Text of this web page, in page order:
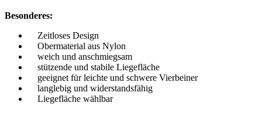
Besonderes:
Zeitloses Design
Obermaterial aus Nylon
weich und anschmiegsam
stützende und stabile Liegefläche
geeignet für leichte und schwere Vierbeiner
langlebig und widerstandsfähig
Liegefläche wählbar